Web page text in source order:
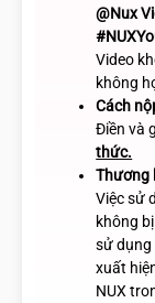
@Nux
Video
không
Cách
Điền và
thức.
Thương
Việc sử
không
sử dụng
xuất
NUX